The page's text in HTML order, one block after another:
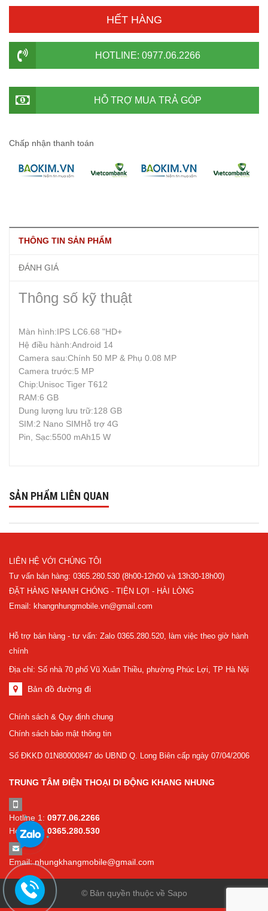
HẾT HÀNG
HOTLINE: 0977.06.2266
HỖ TRỢ MUA TRẢ GÓP
Chấp nhận thanh toán
THÔNG TIN SẢN PHẨM
ĐÁNH GIÁ
Thông số kỹ thuật
Màn hình:IPS LC6.68 "HD+
Hệ điều hành:Android 14
Camera sau:Chính 50 MP & Phụ 0.08 MP
Camera trước:5 MP
Chip:Unisoc Tiger T612
RAM:6 GB
Dung lượng lưu trữ:128 GB
SIM:2 Nano SIMHỗ trợ 4G
Pin, Sạc:5500 mAh15 W
SẢN PHẨM LIÊN QUAN
LIÊN HỆ VỚI CHÚNG TÔI
Tư vấn bán hàng: 0365.280.530 (8h00-12h00 và 13h30-18h00)
ĐẶT HÀNG NHANH CHÓNG - TIỆN LỢI - HÀI LÒNG
Email: khangnhungmobile.vn@gmail.com
Hỗ trợ bán hàng - tư vấn: Zalo 0365.280.520, làm việc theo giờ hành
chính
Địa chỉ: Số nhà 70 phố Vũ Xuân Thiều, phường Phúc Lợi, TP Hà Nội
Bản đồ đường đi
Chính sách & Quy định chung
Chính sách bảo mật thông tin
Số ĐKKD 01N80000847 do UBND Q. Long Biên cấp ngày 07/04/2006
TRUNG TÂM ĐIỆN THOẠI DI ĐỘNG KHANG NHUNG
Hotline 1: 0977.06.2266
Hotline 2: 0365.280.530
Email:nhungkhangmobile@gmail.com
© Bản quyền thuộc về Sapo